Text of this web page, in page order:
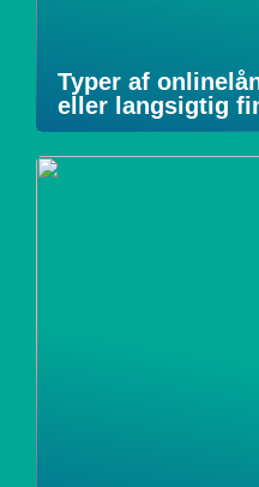
Typer af
eller langsigtig